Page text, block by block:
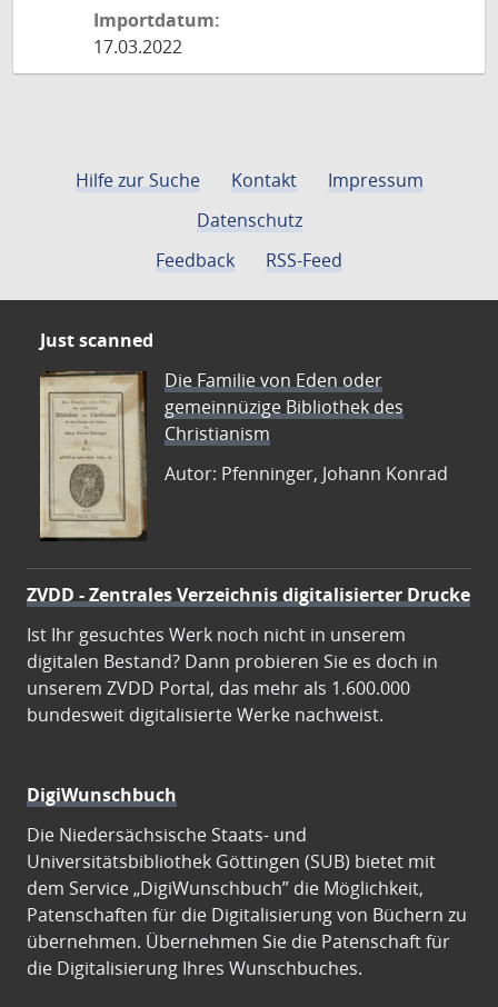
Importdatum:
17.03.2022
Hilfe zur Suche Kontakt
Impressum
Datenschutz
Feedback
RSS-Feed
Just scanned
Die Familie von Eden oder
gemeinnüzige Bibliothek des
Christianism
Autor: Pfenninger, Johann Konrad
ZVDD - Zentrales Verzeichnis digitalisierter Drucke
Ist Ihr gesuchtes Werk noch nicht in unserem
digitalen Bestand? Dann probieren Sie es doch in
unserem ZVDD Portal, das mehr als 1.600.000
bundesweit digitalisierte Werke nachweist.
DigiWunschbuch
Die Niedersächsische Staats- und
Universitätsbibliothek Göttingen (SUB) bietet mit
dem Service „DigiWunschbuch” die Möglichkeit,
Patenschaften für die Digitalisierung von Büchern zu
übernehmen. Übernehmen Sie die Patenschaft für
die Digitalisierung Ihres Wunschbuches.